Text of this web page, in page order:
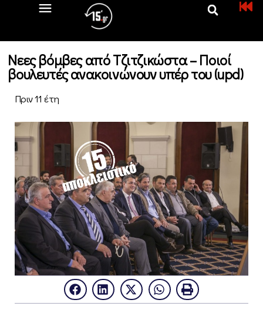
Νεες βόμβες από Τζιτζικώστα – Ποιοί
βουλευτές ανακοινώνουν υπέρ του (upd)
Πριν 11 έτη